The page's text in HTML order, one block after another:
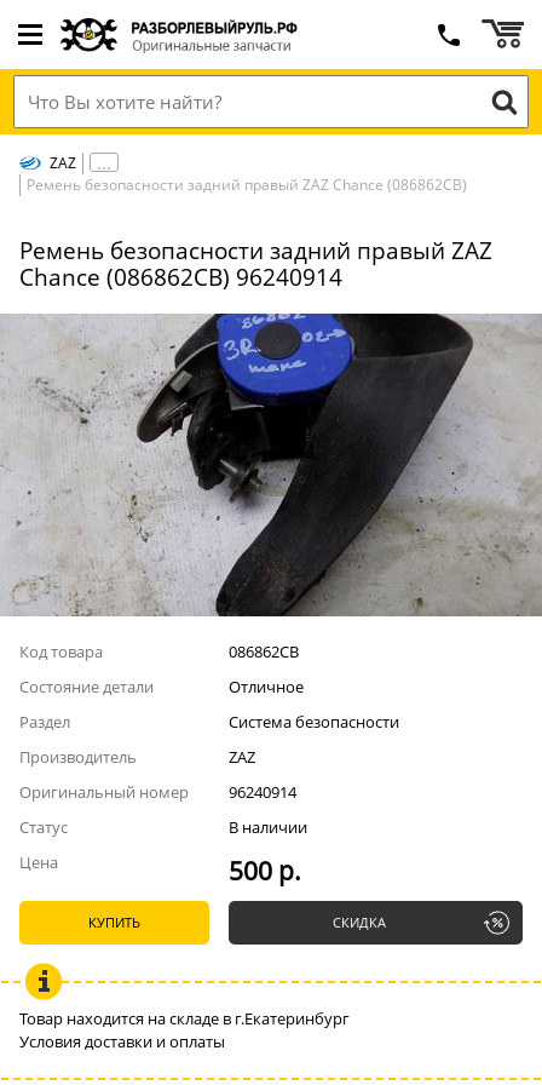
ZAZ
Ремень безопасности задний правый ZAZ Chance (086862СВ)
Ремень безопасности задний правый ZAZ
Chance (086862СВ) 96240914
Код товара
086862СВ
Состояние детали
Отличное
Раздел
Система безопасности
Производитель
ZAZ
Оригинальный номер
96240914
Статус
В наличии
Цена
500 р.
КУПИТЬ СКИДКА
Товар находится на складе в г.Екатеринбург
Условия доставки и оплаты